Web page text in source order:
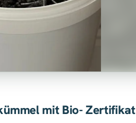
mit Bio- Zertifikat